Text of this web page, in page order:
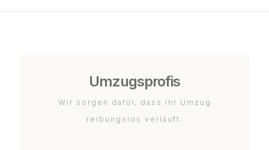
Umzugsprofis
Wir sorgen dafür, dass Ihr Umzug
reibungslos verläuft.